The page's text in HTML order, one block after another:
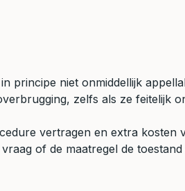
principe niet onmiddellijk
zelfs als ze feitelijk
vertragen en extra kosten
of de maatregel de